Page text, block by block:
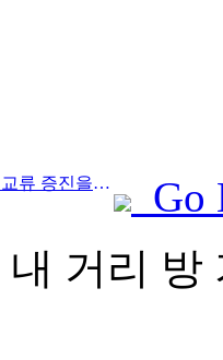
Prev:신장 카슈가르, 민족 간 교류 증진을 위한 관광 홍보 행사 개최
Go
거리 방